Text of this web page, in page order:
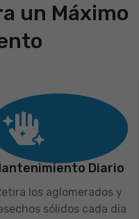
un Máximo
Diario
los aglomerados y
sólidos cada día